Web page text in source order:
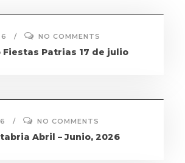
NO COMMENTS
Fiestas Patrias 17 de julio
NO COMMENTS
Abril – Junio, 2026